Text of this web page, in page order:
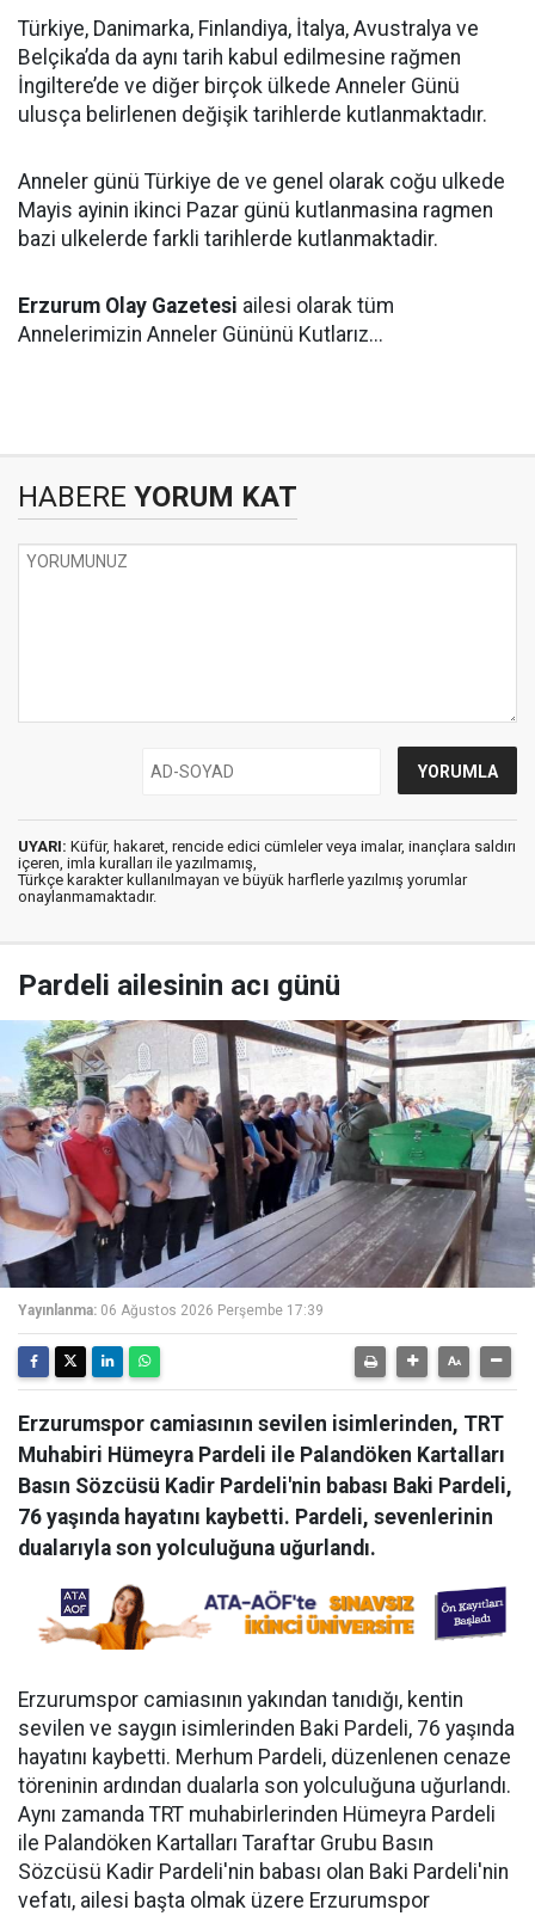
Türkiye, Danimarka, Finlandiya, İtalya, Avustralya ve
Belçika’da da aynı tarih kabul edilmesine rağmen
İngiltere’de ve diğer birçok ülkede Anneler Günü
ulusça belirlenen değişik tarihlerde kutlanmaktadır.
Anneler günü Türkiye de ve genel olarak coğu ulkede
Mayis ayinin ikinci Pazar günü kutlanmasina ragmen
bazi ulkelerde farkli tarihlerde kutlanmaktadir.
Erzurum Olay Gazetesi ailesi olarak tüm
Annelerimizin Anneler Gününü Kutlarız...
HABERE YORUM KAT
UYARI: Küfür, hakaret, rencide edici cümleler veya imalar, inançlara saldırı
içeren, imla kuralları ile yazılmamış,
Türkçe karakter kullanılmayan ve büyük harflerle yazılmış yorumlar
onaylanmamaktadır.
Pardeli ailesinin acı günü
Yayınlanma: 06 Ağustos 2026 Perşembe 17:39
Erzurumspor camiasının sevilen isimlerinden, TRT
Muhabiri Hümeyra Pardeli ile Palandöken Kartalları
Basın Sözcüsü Kadir Pardeli'nin babası Baki Pardeli,
76 yaşında hayatını kaybetti. Pardeli, sevenlerinin
dualarıyla son yolculuğuna uğurlandı.
Erzurumspor camiasının yakından tanıdığı, kentin
sevilen ve saygın isimlerinden Baki Pardeli, 76 yaşında
hayatını kaybetti. Merhum Pardeli, düzenlenen cenaze
töreninin ardından dualarla son yolculuğuna uğurlandı.
Aynı zamanda TRT muhabirlerinden Hümeyra Pardeli
ile Palandöken Kartalları Taraftar Grubu Basın
Sözcüsü Kadir Pardeli'nin babası olan Baki Pardeli'nin
vefatı, ailesi başta olmak üzere Erzurumspor